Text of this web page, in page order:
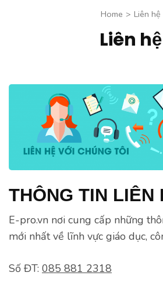
Home > Liên hệ
Liên hệ
THÔNG TIN LIÊN
E-pro.vn nơi cung cấp những
mới nhất về lĩnh vực giáo dục,
Số ĐT: 085 881 2318